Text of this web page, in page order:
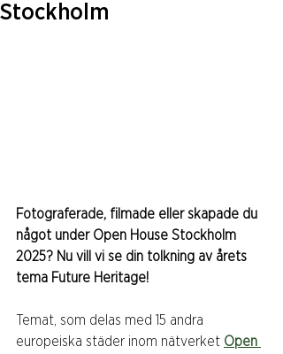
Stockholm
Fotograferade, filmade eller skapade du
något under Open House Stockholm
2025? Nu vill vi se din tolkning av årets
tema Future Heritage!
Temat, som delas med 15 andra
europeiska städer inom nätverket Open